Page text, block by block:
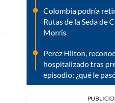
Colombia podría
Rutas de la Seda de
Morris
Perez Hilton,
hospitalizado tras
episodio: ¿qué le